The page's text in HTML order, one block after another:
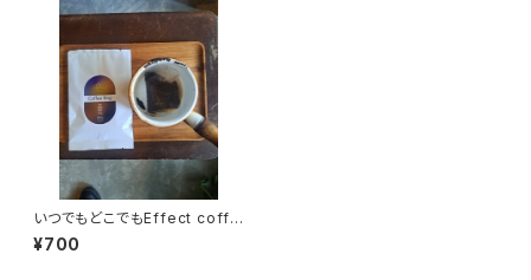
いつでもどこでもEffect coffe
e Bag(3袋入り)
¥700